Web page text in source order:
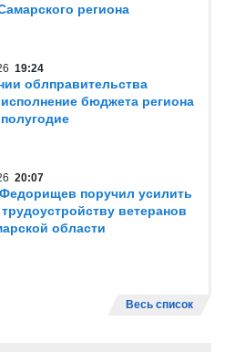
региона
19:24
облправительства
бюджета региона
20:07
поручил усилить
ветеранов
области
Весь список